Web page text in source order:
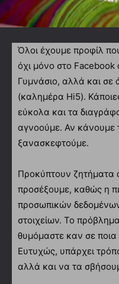
Όλοι έχουμε προφίλ
όχι μόνο στο
Γυμνάσιο, αλλά και σε
(καλημέρα Hi5).
εύκολα και τα
αγνοούμε. Αν κάνουμε
ξανασκεφτούμε.
Προκύπτουν ζητήματα
προσέξουμε, καθώς η
προσωπικών
στοιχείων. Το
θυμόμαστε καν σε
Ευτυχώς, υπάρχει
αλλά και να τα